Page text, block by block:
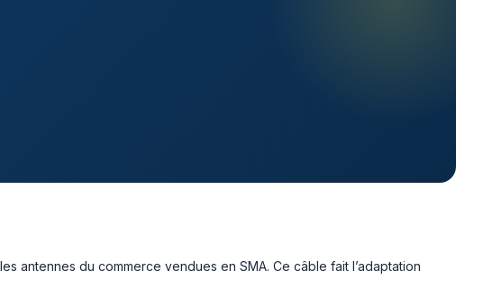
antennes du commerce vendues en SMA. Ce câble fait l’adaptation